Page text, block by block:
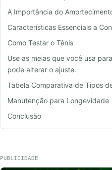
A Importância do
Características Essenciais a
Como Testar o Tênis
Use as meias que você usa
pode alterar o ajuste.
Tabela Comparativa de Tipos
Manutenção para Longevidade
Conclusão
PUBLICIDADE